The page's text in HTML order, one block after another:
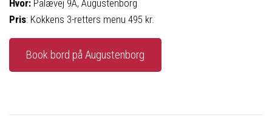
Hvor: Palævej 9A, Augustenborg
Pris: Kokkens 3-retters menu 495 kr.
Book bord på Augustenborg